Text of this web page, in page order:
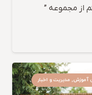
از مجموعه ”
مدیریت و اخبار